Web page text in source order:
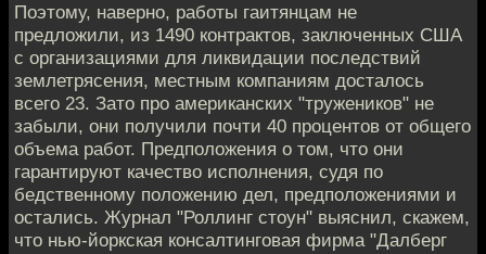
Поэтому, наверно, работы гаитянцам не
предложили, из 1490 контрактов, заключенных США
с организациями для ликвидации последствий
землетрясения, местным компаниям досталось
всего 23. Зато про американских "тружеников" не
забыли, они получили почти 40 процентов от общего
объема работ. Предположения о том, что они
гарантируют качество исполнения, судя по
бедственному положению дел, предположениями и
остались. Журнал "Роллинг стоун" выяснил, скажем,
что нью-йоркская консалтинговая фирма "Далберг